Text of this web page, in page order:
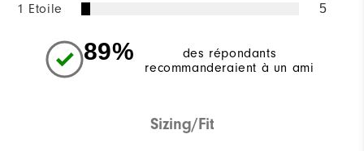
1 Etoile 5
89%
des répondants
recommanderaient à un ami
Sizing/Fit